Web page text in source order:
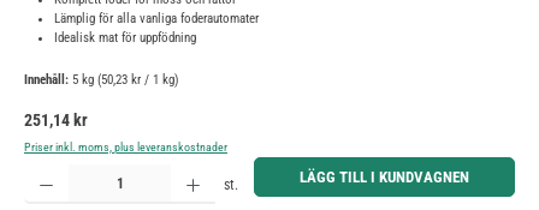
Lämplig för alla vanliga foderautomater
Idealisk mat för uppfödning
Innehåll: 5 kg (50,23 kr / 1 kg)
Ordinarie pris:
251,14 kr
Priser inkl. moms, plus leveranskostnader
Produktkvantitet: Ange önskat belopp eller använd knapparna för att öka eller minska kvantiteten.
st. LÄGG TILL I KUNDVAGNEN